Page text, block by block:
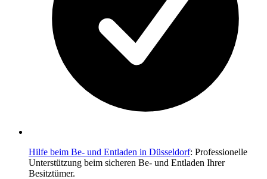
Hilfe beim Be- und Entladen in Düsseldorf: Professionelle
Unterstützung beim sicheren Be- und Entladen Ihrer
Besitztümer.